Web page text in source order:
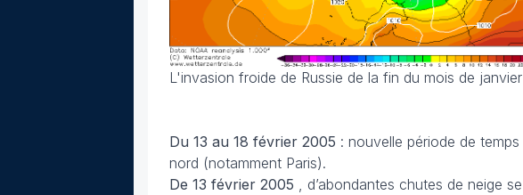
L'invasion froide de Russie de la fin du mois de
Du 13 au 18 février 2005 : nouvelle période de
nord (notamment Paris).
De 13 février 2005 , d’abondantes chutes de neige